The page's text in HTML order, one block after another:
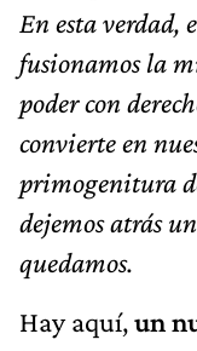
En esta verdad,
fusionamos la
poder con
convierte en
primogenitura
dejemos atrás
quedamos.
Hay aquí,un